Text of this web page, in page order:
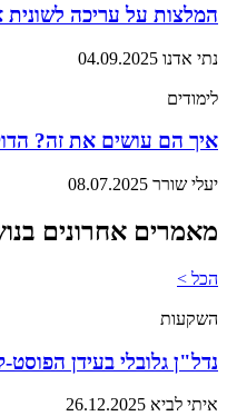
המלצות על עריכה לשונית
נתי אדנו 04.09.2025
לימודים
איך הם עושים את זה?
יעלי שורר 08.07.2025
מאמרים אחרונים
הכל >
השקעות
נדל"ן גלובלי בעידן
איתי לביא 26.12.2025